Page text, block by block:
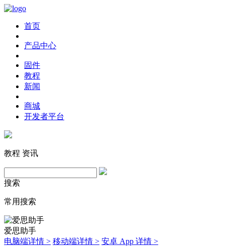
首页
产品中心
固件
教程
新闻
商城
开发者平台
教程 资讯
搜索
常用搜索
爱思助手
电脑端详情 > 移动端详情 > 安卓 App 详情 >